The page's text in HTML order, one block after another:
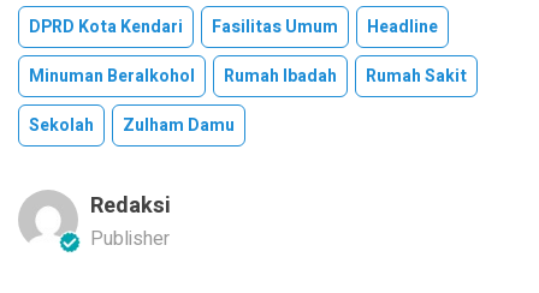
DPRD Kota Kendari Fasilitas Umum
Headline
Minuman Beralkohol
Rumah Ibadah
Rumah Sakit
Sekolah
Zulham Damu
Redaksi
Publisher